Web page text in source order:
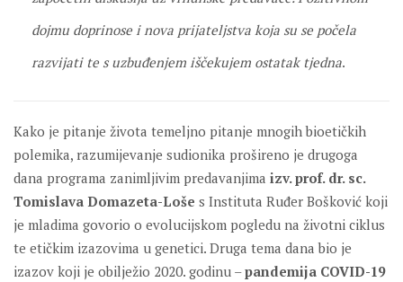
dojmu doprinose i nova prijateljstva koja su se počela
razvijati te s uzbuđenjem iščekujem ostatak tjedna.
Kako je pitanje života temeljno pitanje mnogih bioetičkih
polemika, razumijevanje sudionika prošireno je drugoga
dana programa zanimljivim predavanjima izv. prof. dr. sc.
Tomislava Domazeta-Loše s Instituta Ruđer Bošković koji
je mladima govorio o evolucijskom pogledu na životni ciklus
te etičkim izazovima u genetici. Druga tema dana bio je
izazov koji je obilježio 2020. godinu –pandemija COVID-19